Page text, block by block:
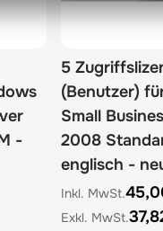
-
5
(Benutzer)
Small
2008
englisch -